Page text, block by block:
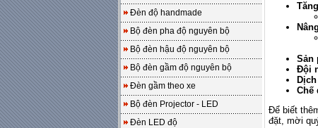
Đèn độ handmade
Bộ đèn pha độ nguyên bộ
Bộ đèn hậu độ nguyên bộ
Bộ đèn gầm độ nguyên bộ
Đèn gầm theo xe
Bộ đèn Projector - LED
Đèn LED độ
Sản
Đội
Chế
Để biết
đặt, mời